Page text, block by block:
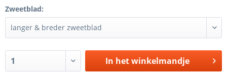
Zweetblad:
In het winkelmandje